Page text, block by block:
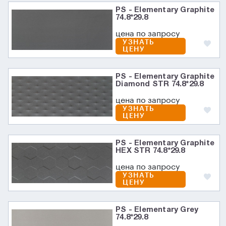
PS - Elementary Graphite
74.8*29.8
цена по запросу
УЗНАТЬ
ЦЕНУ
PS - Elementary Graphite
Diamond STR 74.8*29.8
цена по запросу
УЗНАТЬ
ЦЕНУ
PS - Elementary Graphite
HEX STR 74.8*29.8
цена по запросу
УЗНАТЬ
ЦЕНУ
PS - Elementary Grey
74.8*29.8